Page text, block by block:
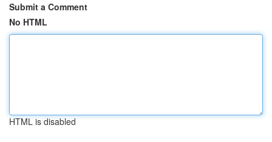
Submit a Comment
No HTML
HTML is disabled